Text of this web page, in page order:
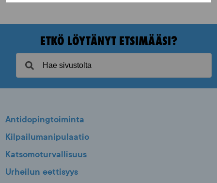
ETKÖ LÖYTÄNYT ETSIMÄÄSI?
Antidopingtoiminta
Kilpailumanipulaatio
Katsomoturvallisuus
Urheilun eettisyys